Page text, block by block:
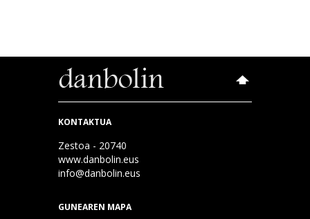
KONTAKTUA
Zestoa - 20740
www.danbolin.eus
info@danbolin.eus
GUNEAREN MAPA